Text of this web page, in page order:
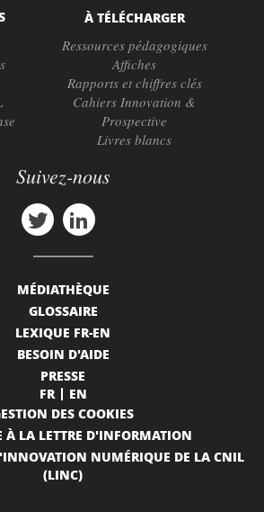
À TÉLÉCHARGER
Ressources pédagogiques
Affiches
Rapports et chiffres clés
Cahiers Innovation &
Prospective
Livres blancs
Suivez-nous
MÉDIATHÈQUE
GLOSSAIRE
LEXIQUE FR-EN
BESOIN D'AIDE
PRESSE
FR
EN
DES COOKIES
À LA LETTRE D'INFORMATION
NUMÉRIQUE DE LA CNIL
(LINC)